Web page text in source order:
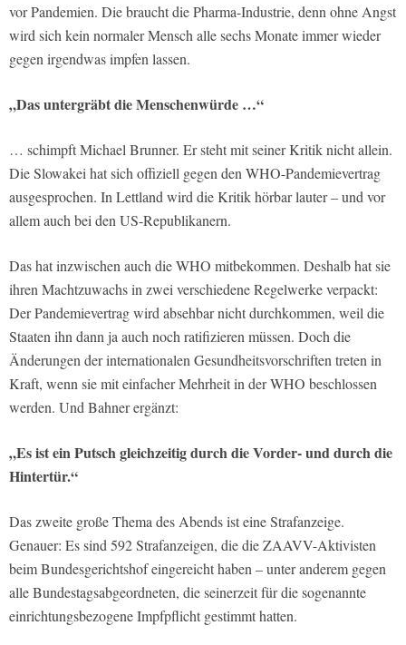
vor Pandemien. Die braucht die Pharma-Industrie, denn ohne Angst
wird sich kein normaler Mensch alle sechs Monate immer wieder
gegen irgendwas impfen lassen.
„Das untergräbt die Menschenwürde …“
… schimpft Michael Brunner. Er steht mit seiner Kritik nicht allein.
Die Slowakei hat sich offiziell gegen den WHO-Pandemievertrag
ausgesprochen. In Lettland wird die Kritik hörbar lauter – und vor
allem auch bei den US-Republikanern.
Das hat inzwischen auch die WHO mitbekommen. Deshalb hat sie
ihren Machtzuwachs in zwei verschiedene Regelwerke verpackt:
Der Pandemievertrag wird absehbar nicht durchkommen, weil die
Staaten ihn dann ja auch noch ratifizieren müssen. Doch die
Änderungen der internationalen Gesundheitsvorschriften treten in
Kraft, wenn sie mit einfacher Mehrheit in der WHO beschlossen
werden. Und Bahner ergänzt:
„Es ist ein Putsch gleichzeitig durch die Vorder- und durch die
Hintertür.“
Das zweite große Thema des Abends ist eine Strafanzeige.
Genauer: Es sind 592 Strafanzeigen, die die ZAAVV-Aktivisten
beim Bundesgerichtshof eingereicht haben – unter anderem gegen
alle Bundestagsabgeordneten, die seinerzeit für die sogenannte
einrichtungsbezogene Impfpflicht gestimmt hatten.